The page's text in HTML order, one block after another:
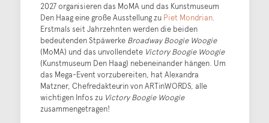
2027 organisieren das MoMA und das Kunstmuseum
Den Haag eine große Ausstellung zu Piet Mondrian.
Erstmals seit Jahrzehnten werden die beiden
bedeutenden Stpäwerke Broadway Boogie Woogie
(MoMA) und das unvollendete Victory Boogie Woogie
(Kunstmuseum Den Haag) nebeneinander hängen. Um
das Mega-Event vorzubereiten, hat Alexandra
Matzner, Chefredakteurin von ARTinWORDS, alle
wichtigen Infos zu Victory Boogie Woogie
zusammengetragen!